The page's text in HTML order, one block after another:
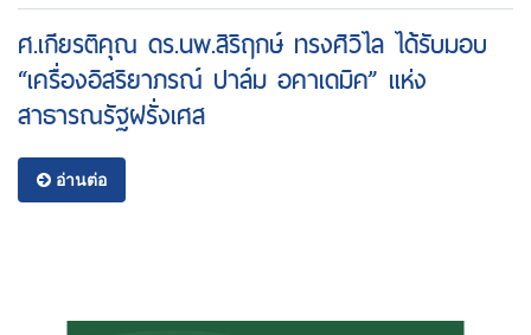
ศ.เกียรติคุณ ดร.นพ.สิริฤกษ์ ทรงศิวิไล ได้รับมอบ
“เครื่องอิสริยาภรณ์ ปาล์ม อคาเดมิค” แห่ง
สาธารณรัฐฝรั่งเศส
อ่านต่อ